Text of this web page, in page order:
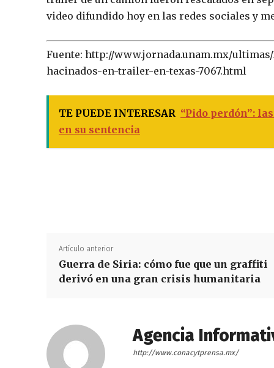
video difundido hoy en las redes sociales y
Fuente: http://www.jornada.unam.mx/
hacinados-en-trailer-en-texas-7067.html
TE PUEDE INTERESAR “Pido perdón”:
en su sentencia
Artículo anterior
Guerra de Siria: cómo fue que un graffiti
derivó en una gran crisis humanitaria
Agencia
http://www.conacytprensa.mx/